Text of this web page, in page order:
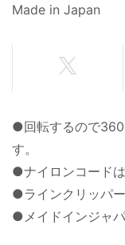
Made in Japan
●回転するので
す。
●ナイロンコード
●ラインクリッパ
●メイドインジャ